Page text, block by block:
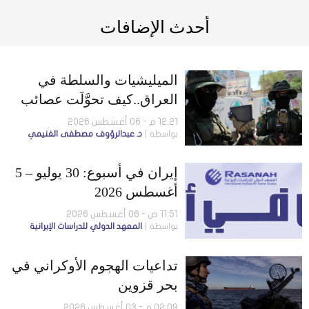
أحدث الإضافات
الميليشيات والسلطة في
العراق..كيف تحوَّلَت عصائب
أهل الحق إلى لاعب سياسي
مؤثر؟
12:21 م - 06 أغسطس 2026
بواسطة د. عبدالرؤوف مصطفى الغنيمي
إيران في أسبوع: 30 يوليو – 5
أغسطس 2026
11:51 ص - 06 أغسطس 2026
بواسطة المعهد الدولي للدراسات الإيرانية
تداعيات الهجوم الأوكراني في
بحر قزوين